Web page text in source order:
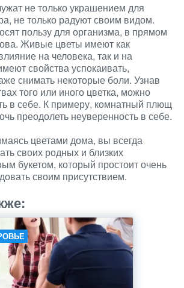
не только украшением для
не только радуют своим видом.
пользу для организма, в прямом
Живые цветы имеют как
на человека, так и на
свойства успокаивать,
снимать некоторые боли. Узнав
того или иного цветка, можно
в себе. К примеру, комнатный плющ
преодолеть неуверенность в себе.
цветами дома, вы всегда
своих родных и близких
букетом, который простоит очень
своим присутствием.